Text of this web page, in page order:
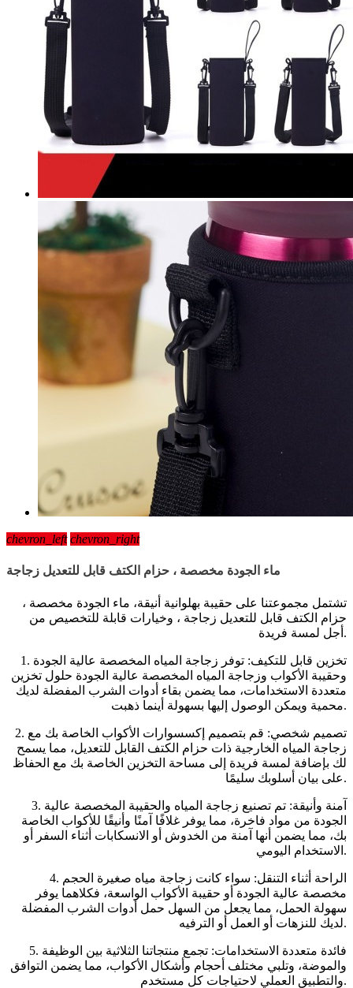
chevron_left chevron_right
ماء الجودة مخصصة ، حزام الكتف قابل للتعديل زجاجة
تشتمل مجموعتنا على حقيبة بهلوانية أنيقة، ماء الجودة مخصصة ،
حزام الكتف قابل للتعديل زجاجة ، وخيارات قابلة للتخصيص من
أجل لمسة فريدة.
1. تخزين قابل للتكيف: توفر زجاجة المياه المخصصة عالية الجودة
وحقيبة الأكواب وزجاجة المياه المخصصة عالية الجودة حلول تخزين
متعددة الاستخدامات، مما يضمن بقاء أدوات الشرب المفضلة لديك
محمية ويمكن الوصول إليها بسهولة أينما ذهبت.
2. تصميم شخصي: قم بتصميم إكسسوارات الأكواب الخاصة بك مع
زجاجة المياه الخارجية ذات حزام الكتف القابل للتعديل، مما يسمح
لك بإضافة لمسة فريدة إلى مساحة التخزين الخاصة بك مع الحفاظ
على بيان أسلوبك سليمًا.
3. آمنة وأنيقة: تم تصنيع زجاجة المياه والحقيبة المخصصة عالية
الجودة من مواد فاخرة، مما يوفر غلافًا آمنًا وأنيقًا للأكواب الخاصة
بك، مما يضمن أنها آمنة من الخدوش أو الانسكابات أثناء السفر أو
الاستخدام اليومي.
4. الراحة أثناء التنقل: سواء كانت زجاجة مياه صغيرة الحجم
مخصصة عالية الجودة أو حقيبة الأكواب الواسعة، فكلاهما يوفر
سهولة الحمل، مما يجعل من السهل حمل أدوات الشرب المفضلة
لديك للنزهات أو العمل أو الترفيه.
5. فائدة متعددة الاستخدامات: تجمع منتجاتنا الثلاثية بين الوظيفة
والموضة، وتلبي مختلف أحجام وأشكال الأكواب، مما يضمن التوافق
والتطبيق العملي لاحتياجات كل مستخدم.